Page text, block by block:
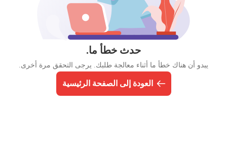
حدث خطأ ما.
يبدو أن هناك خطأ ما أثناء معالجة طلبك. يرجى التحقق مرة أخرى.
العودة إلى الصفحة الرئيسية